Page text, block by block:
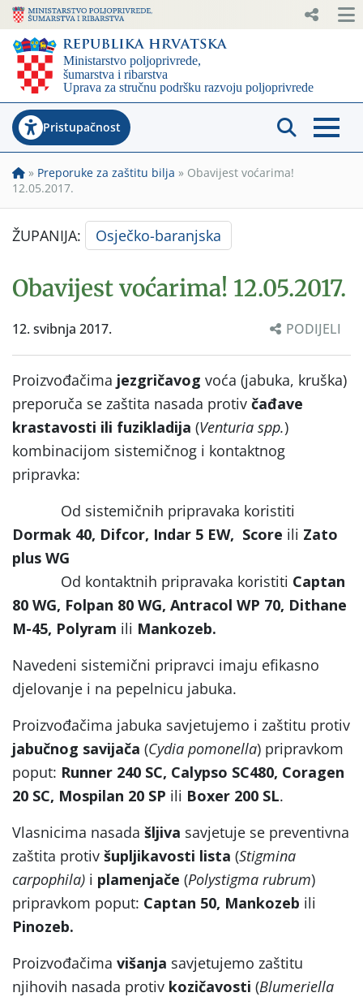
Pristupačnost
» Preporuke za zaštitu bilja » Obavijest voćarima!
12.05.2017.
ŽUPANIJA: Osječko-baranjska
Obavijest voćarima! 12.05.2017.
12. svibnja 2017. PODIJELI
Proizvođačima jezgričavog voća (jabuka, kruška)
preporuča se zaštita nasada protiv čađave
krastavosti ili fuzikladija (Venturia spp.)
kombinacijom sistemičnog i kontaktnog
pripravka:
Od sistemičnih pripravaka koristiti
Dormak 40, Difcor, Indar 5 EW, Score ili Zato
plus WG
Od kontaktnih pripravaka koristiti Captan
80 WG, Folpan 80 WG, Antracol WP 70, Dithane
M-45, Polyram ili Mankozeb.
Navedeni sistemični pripravci imaju efikasno
djelovanje i na pepelnicu jabuka.
Proizvođačima jabuka savjetujemo i zaštitu protiv
jabučnog savijača (Cydia pomonella) pripravkom
poput: Runner 240 SC, Calypso SC480, Coragen
20 SC, Mospilan 20 SP ili Boxer 200 SL.
Vlasnicima nasada šljiva savjetuje se preventivna
zaštita protiv šupljikavosti lista (Stigmina
carpophila) i plamenjače (Polystigma rubrum)
pripravkom poput: Captan 50, Mankozeb ili
Pinozeb.
Proizvođačima višanja savjetujemo zaštitu
njihovih nasada protiv kozičavosti (Blumeriella